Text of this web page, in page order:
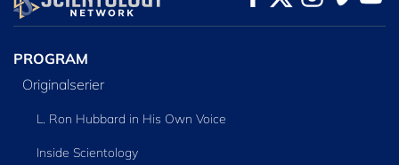
SERIEN
PROGRAM
Originalserier
L. Ron Hubbard in His Own Voice
Inside Scientology